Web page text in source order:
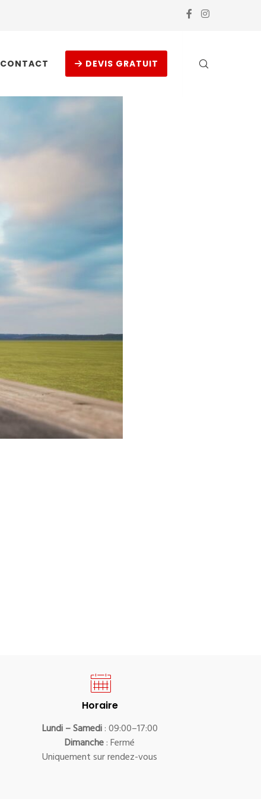
CONTACT DEVIS GRATUIT
Horaire
Lundi – Samedi: 09:00–17:00
Dimanche: Fermé
Uniquement sur rendez-vous